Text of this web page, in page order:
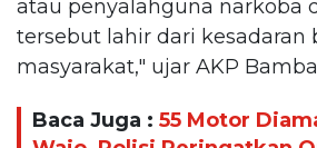
atau penyalahguna narkoba
tersebut lahir dari kesadaran
masyarakat," ujar AKP
Baca Juga : 55 Motor